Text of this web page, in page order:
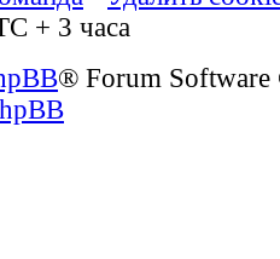
+ 3 часа
® Forum